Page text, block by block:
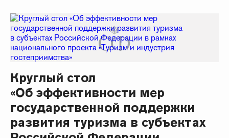
Круглый стол
«Об эффективности мер
государственной поддержки
развития туризма в субъектах